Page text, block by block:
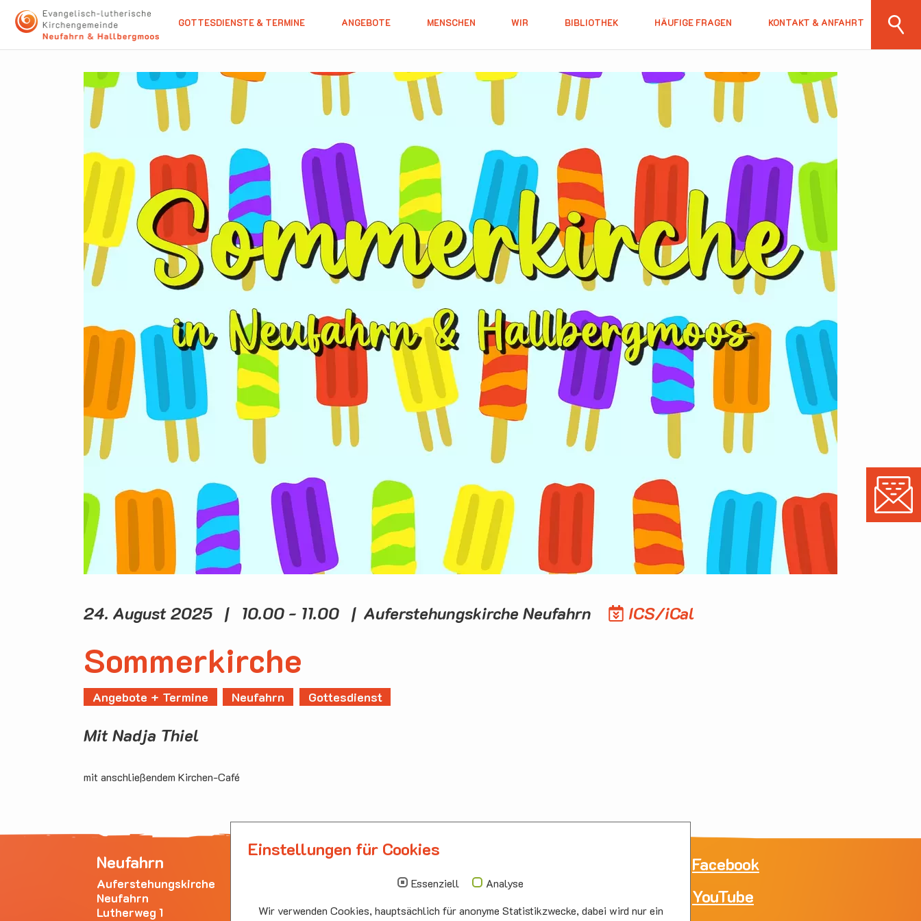
GOTTESDIENSTE & TERMINE ANGEBOTE MENSCHEN WIR BIBLIOTHEK HÄUFIGE FRAGEN KONTAKT & ANFAHRT
24. August 2025 | 10.00 - 11.00 | Auferstehungskirche Neufahrn ICS/iCal
Sommerkirche
Angebote + Termine Neufahrn Gottesdienst
Mit Nadja Thiel
mit anschließendem Kirchen-Café
Neufahrn
Auferstehungskirche
Neufahrn
Lutherweg 1
Hallbergmoos
Emmauskirche Hallbergmoos
85399 Hallbergmoos
Sonntag
Auferstehungskirc
Facebook
YouTube
Einstellungen für Cookies
Essenziell
Analyse
Wir verwenden Cookies, hauptsächlich für anonyme Statistikzwecke, dabei wird nur ein